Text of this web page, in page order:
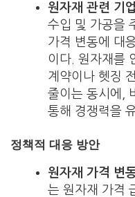
원자재 관련 기
수입 및 가공을
가격 변동에 대
이다. 원자재를
계약이나 헷징
줄이는 동시에,
통해 경쟁력을
정책적 대응 방안
원자재 가격 변
는 원자재 가격